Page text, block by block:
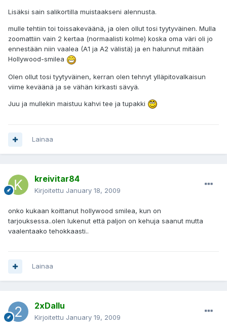
Lisäksi sain salikortilla muistaakseni alennusta.
mulle tehtiin toi toissakeväänä, ja olen ollut tosi tyytyväinen. Mulla
zoomattiin vain 2 kertaa (normaalisti kolme) koska oma väri oli jo
ennestään niin vaalea (A1 ja A2 välistä) ja en halunnut mitään
Hollywood-smilea
Olen ollut tosi tyytyväinen, kerran olen tehnyt ylläpitovalkaisun
viime keväänä ja se vähän kirkasti sävyä.
Juu ja mullekin maistuu kahvi tee ja tupakki
Lainaa
kreivitar84
Kirjoitettu January 18, 2009
onko kukaan koittanut hollywood smilea, kun on
tarjouksessa..olen lukenut että paljon on kehuja saanut mutta
vaalentaako tehokkaasti..
Lainaa
2xDallu
Kirjoitettu January 19, 2009